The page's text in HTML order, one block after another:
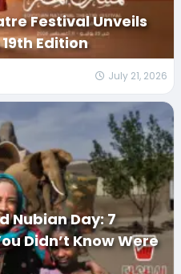
Festival Unveils
Edition
July 21, 2026
Nubian Day: 7
Didn’t Know Were